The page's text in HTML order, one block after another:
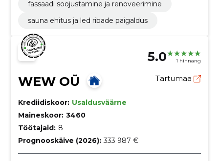
fassaadi soojustamine ja renoveerimine
sauna ehitus ja led ribade paigaldus
5.0 1 hinnang
WEW OÜ Tartumaa
Krediidiskoor: Usaldusväärne
Maineskoor: 3460
Töötajaid: 8
Prognooskäive (2026): 333 987 €